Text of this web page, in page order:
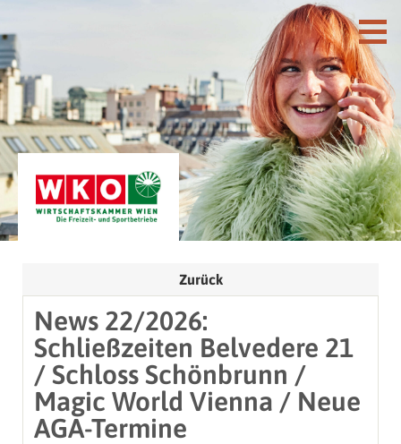
Zurück
News 22/2026:
Schließzeiten Belvedere 21
/ Schloss Schönbrunn /
Magic World Vienna / Neue
AGA-Termine